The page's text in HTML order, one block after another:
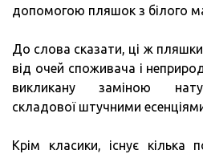
допомогою пляшок з білого
До слова сказати, ці ж
від очей споживача і
викликану заміною
складової штучними
Крім класики, існує кілька